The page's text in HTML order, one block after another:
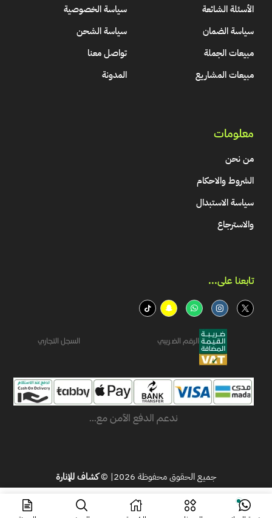
ر.س اشتر الآن
الأسئلة الشائعة
سياسة الضمان
مبيعات الجملة
مبيعات المشاريع
سياسة الخصوصية
سياسة الشحن
تواصل معنا
المدونة
معلومات
من نحن
الشروط والاحكام
سياسة الاستبدال
والاسترجاع
تابعنا على...​
الرقم الضريبي السجل التجاري
ندعم الدفع الآمن مع...
جميع الحقوق محفوظة 2026| © كشاف للإنارة